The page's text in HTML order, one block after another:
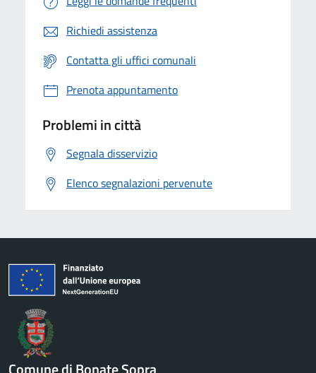
Richiedi assistenza
Contatta gli uffici comunali
Prenota appuntamento
Problemi in città
Segnala disservizio
Elenco segnalazioni pervenute